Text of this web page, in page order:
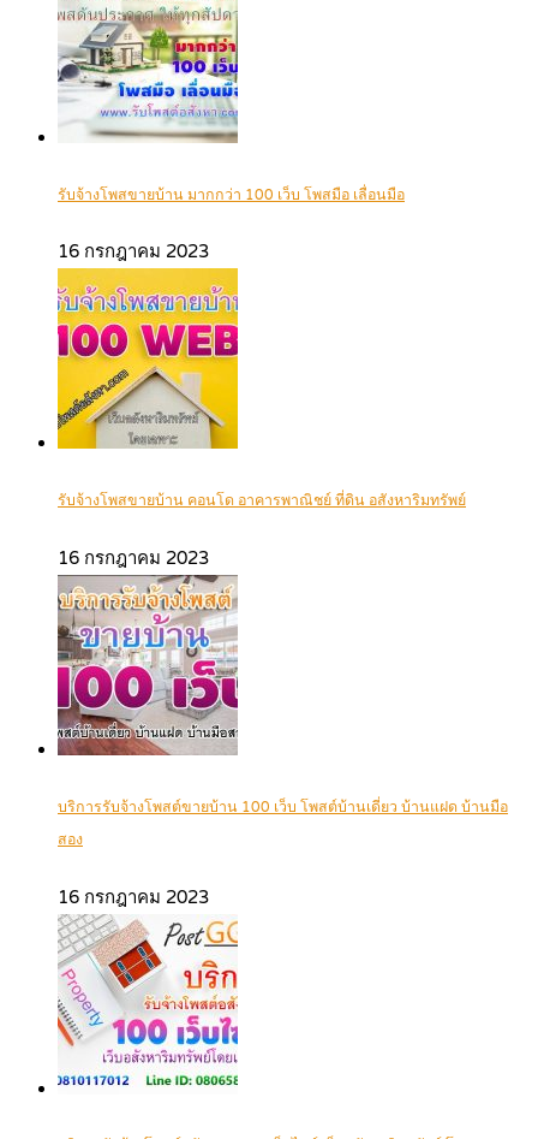
รับจ้างโพสขายบ้าน มากกว่า 100 เว็บ โพสมือ เลื่อนมือ
16 กรกฎาคม 2023
รับจ้างโพสขายบ้าน คอนโด อาคารพาณิชย์ ที่ดิน อสังหาริมทรัพย์
16 กรกฎาคม 2023
บริการรับจ้างโพสต์ขายบ้าน 100 เว็บ โพสต์บ้านเดี่ยว บ้านแฝด บ้านมือ
สอง
16 กรกฎาคม 2023